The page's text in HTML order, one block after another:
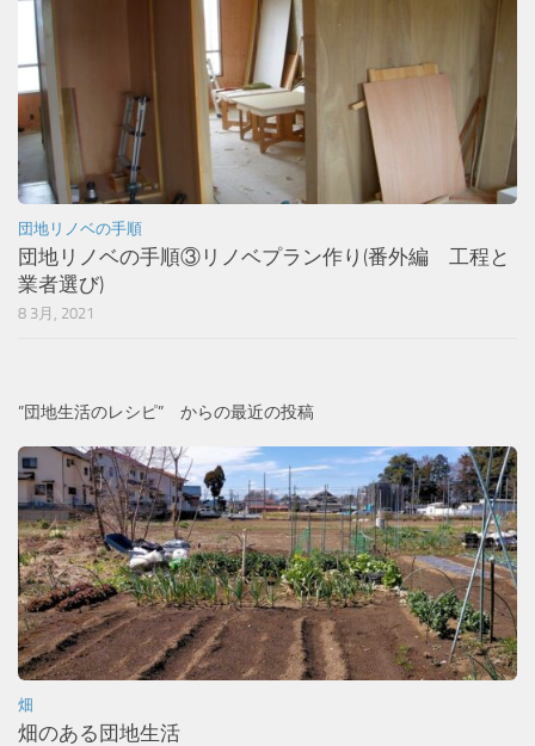
団地リノベの手順
団地リノベの手順③リノベプラン作り(番外編 工程と
業者選び)
8 3月, 2021
”団地生活のレシピ” からの最近の投稿
畑
畑のある団地生活